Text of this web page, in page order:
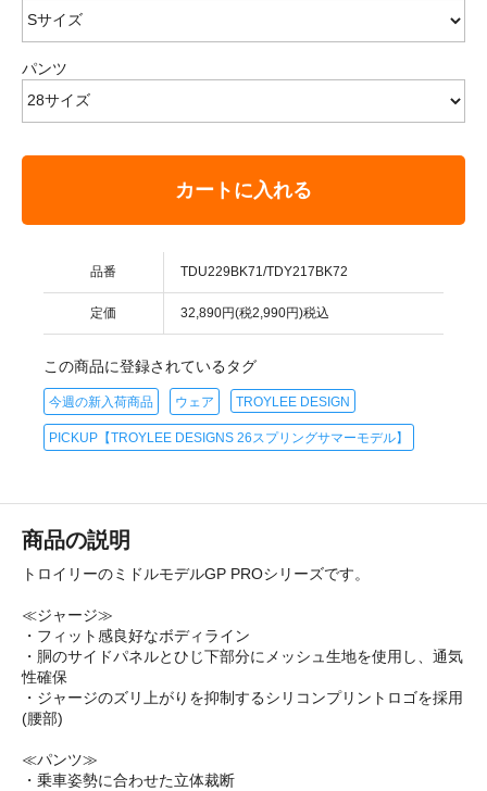
パンツ
カートに入れる
品番 TDU229BK71/TDY217BK72
定価 32,890円(税2,990円)税込
この商品に登録されているタグ
今週の新入荷商品 ウェア TROYLEE DESIGN
PICKUP【TROYLEE DESIGNS 26スプリングサマーモデル】
商品の説明
トロイリーのミドルモデルGP PROシリーズです。
≪ジャージ≫
・フィット感良好なボディライン
・胴のサイドパネルとひじ下部分にメッシュ生地を使用し、通気
性確保
・ジャージのズリ上がりを抑制するシリコンプリントロゴを採用
(腰部)
≪パンツ≫
・乗車姿勢に合わせた立体裁断